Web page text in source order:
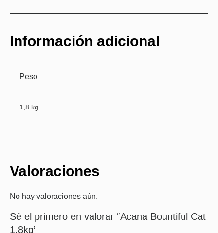
Información adicional
Peso
1,8 kg
Valoraciones
No hay valoraciones aún.
Sé el primero en valorar “Acana Bountiful Cat
1,8kg”